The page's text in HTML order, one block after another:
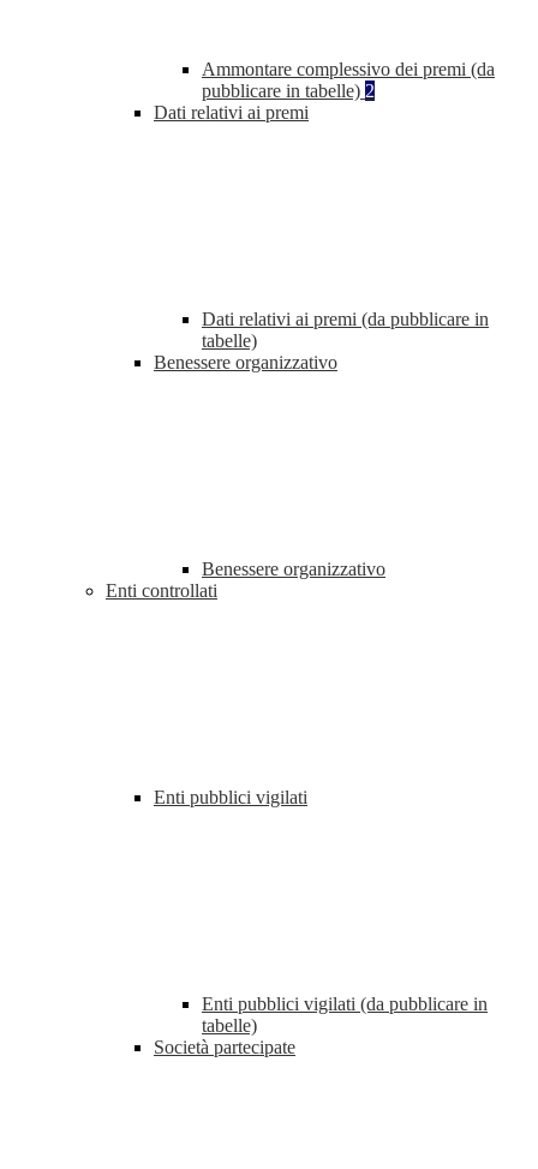
Ammontare complessivo dei premi (da
pubblicare in tabelle) 2
Dati relativi ai premi
Dati relativi ai premi (da pubblicare in
tabelle)
Benessere organizzativo
Benessere organizzativo
Enti controllati
Enti pubblici vigilati
Enti pubblici vigilati (da pubblicare in
tabelle)
Società partecipate